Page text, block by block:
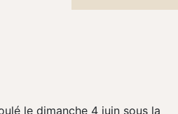
le dimanche 4 juin sous la